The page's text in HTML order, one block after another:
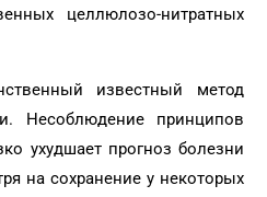
целлюлозо-нитратных
известный метод
Несоблюдение принципов
ухудшает прогноз болезни
на сохранение у некоторых